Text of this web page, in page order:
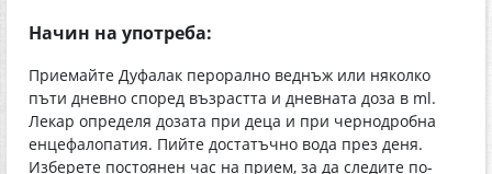
Начин на употреба:
Приемайте Дуфалак перорално веднъж или няколко
пъти дневно според възрастта и дневната доза в ml.
Лекар определя дозата при деца и при чернодробна
енцефалопатия. Пийте достатъчно вода през деня.
Изберете постоянен час на прием, за да следите по-